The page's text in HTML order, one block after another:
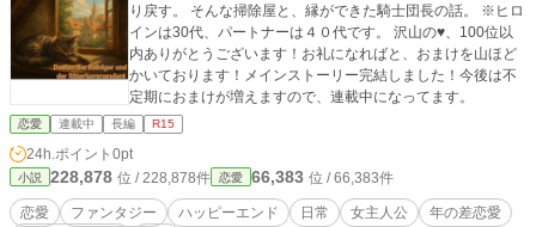
り戻す。 そんな掃除屋と、縁ができた騎士団長の話。 ※ヒロ
インは30代、パートナーは４０代です。 沢山の♥、100位以
内ありがとうございます！お礼になればと、おまけを山ほど
かいております！メインストーリー完結しました！今後は不
定期におまけが増えますので、連載中になってます。
恋愛 連載中 長編 R15
24h.ポイント 0pt
小説 228,878 位 / 228,878件 恋愛 66,383 位 / 66,383件
恋愛 ファンタジー ハッピーエンド 日常 女主人公
年の差恋愛